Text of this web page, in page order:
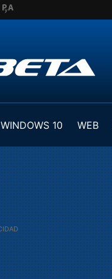
WINDOWS 10 WEB